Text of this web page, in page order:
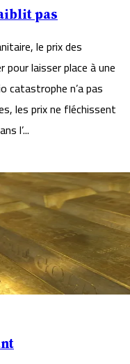
pas
le prix des
laisser place à une
catastrophe n’a pas
les prix ne fléchissent
l’...